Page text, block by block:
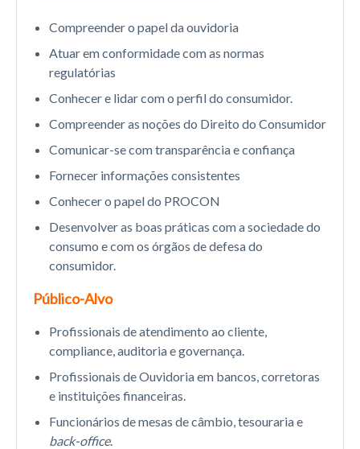
Compreender o papel da ouvidoria
Atuar em conformidade com as normas
regulatórias
Conhecer e lidar com o perfil do consumidor.
Compreender as noções do Direito do Consumidor
Comunicar-se com transparência e confiança
Fornecer informações consistentes
Conhecer o papel do PROCON
Desenvolver as boas práticas com a sociedade do
consumo e com os órgãos de defesa do
consumidor.
Público-Alvo
Profissionais de atendimento ao cliente,
compliance, auditoria e governança.
Profissionais de Ouvidoria em bancos, corretoras
e instituições financeiras.
Funcionários de mesas de câmbio, tesouraria e
back-office.